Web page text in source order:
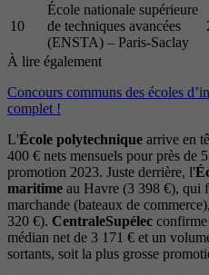
10
École nationale supérieure
de techniques avancées
(ENSTA) – Paris-Saclay
À lire également
Concours communs des écoles
complet !
L'École polytechnique arrive en
400 € nets mensuels pour près de
promotion 2023. Juste derrière, l'
maritime au Havre (3 398 €), qui
marchande (bateaux de
320 €). CentraleSupélec confirme
médian net de 3 171 € et un
sortants, soit la plus grosse